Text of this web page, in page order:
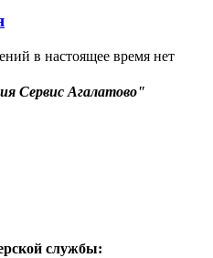
в настоящее время нет
Сервис Агалатово"
службы: